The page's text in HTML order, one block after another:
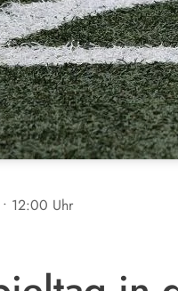
• 12:00 Uhr